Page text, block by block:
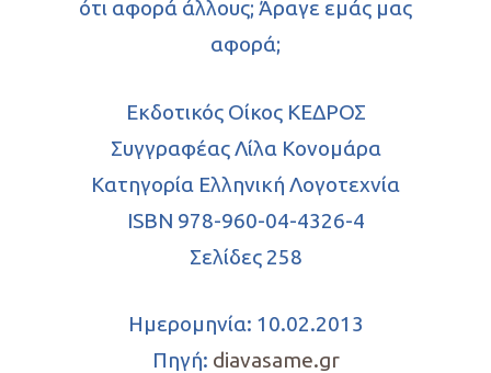
ότι αφορά άλλους; Άραγε εμάς μας
αφορά;
Εκδοτικός Οίκος ΚΕΔΡΟΣ
Συγγραφέας Λίλα Κονομάρα
Κατηγορία Ελληνική Λογοτεχνία
ISBN 978-960-04-4326-4
Σελίδες 258
Ημερομηνία: 10.02.2013
Πηγή: diavasame.gr